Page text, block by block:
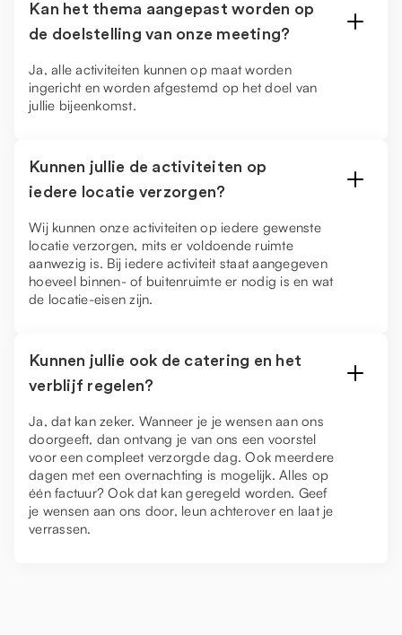
Kan het thema aangepast worden op
de doelstelling van onze meeting?
Ja, alle activiteiten kunnen op maat worden
ingericht en worden afgestemd op het doel van
jullie bijeenkomst.
Kunnen jullie de activiteiten op
iedere locatie verzorgen?
Wij kunnen onze activiteiten op iedere gewenste
locatie verzorgen, mits er voldoende ruimte
aanwezig is. Bij iedere activiteit staat aangegeven
hoeveel binnen- of buitenruimte er nodig is en wat
de locatie-eisen zijn.
Kunnen jullie ook de catering en het
verblijf regelen?
Ja, dat kan zeker. Wanneer je je wensen aan ons
doorgeeft, dan ontvang je van ons een voorstel
voor een compleet verzorgde dag. Ook meerdere
dagen met een overnachting is mogelijk. Alles op
één factuur? Ook dat kan geregeld worden. Geef
je wensen aan ons door, leun achterover en laat je
verrassen.